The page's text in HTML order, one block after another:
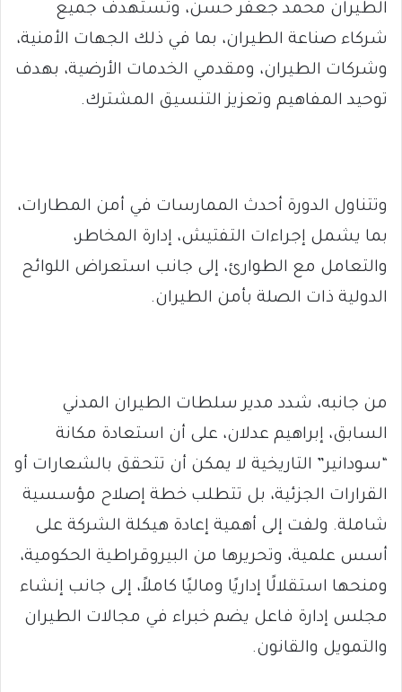
الطيران محمد جعفر حسن، وتستهدف جميع
شركاء صناعة الطيران، بما في ذلك الجهات الأمنية،
وشركات الطيران، ومقدمي الخدمات الأرضية، بهدف
توحيد المفاهيم وتعزيز التنسيق المشترك.
وتتناول الدورة أحدث الممارسات في أمن المطارات،
بما يشمل إجراءات التفتيش، إدارة المخاطر،
والتعامل مع الطوارئ، إلى جانب استعراض اللوائح
الدولية ذات الصلة بأمن الطيران.
من جانبه، شدد مدير سلطات الطيران المدني
السابق، إبراهيم عدلان، على أن استعادة مكانة
“سودانير” التاريخية لا يمكن أن تتحقق بالشعارات أو
القرارات الجزئية، بل تتطلب خطة إصلاح مؤسسية
شاملة. ولفت إلى أهمية إعادة هيكلة الشركة على
أسس علمية، وتحريرها من البيروقراطية الحكومية،
ومنحها استقلالًا إداريًا وماليًا كاملاً، إلى جانب إنشاء
مجلس إدارة فاعل يضم خبراء في مجالات الطيران
والتمويل والقانون.